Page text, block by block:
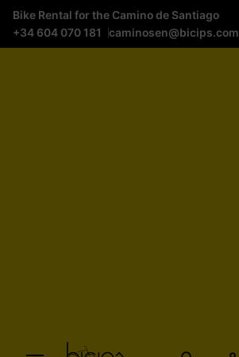
Bike Rental for the Camino de Santiago
+34 604 070 181
caminosen@bicips.com